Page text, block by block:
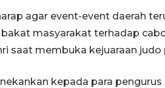
agar event-event daerah
masyarakat terhadap
saat membuka kejuaraan
kepada para